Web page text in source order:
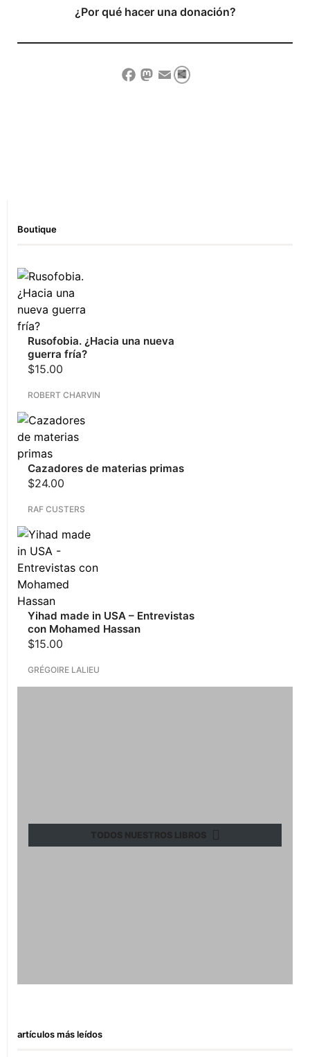
¿Por qué hacer una donación?
Facebook
Mastodon
EmailCompartir
Boutique
Rusofobia. ¿Hacia una nueva
guerra fría?
$15.00
ROBERT CHARVIN
Cazadores de materias primas
$24.00
RAF CUSTERS
Yihad made in USA – Entrevistas
con Mohamed Hassan
$15.00
GRÉGOIRE LALIEU
TODOS NUESTROS LIBROS
artículos más leídos